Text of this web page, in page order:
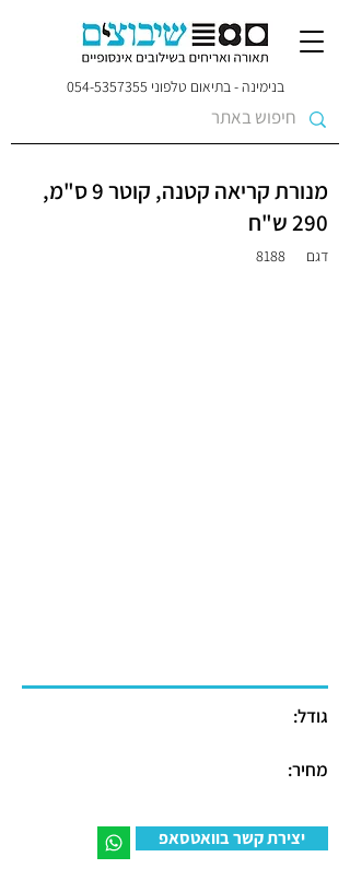
בנימינה - בתיאום טלפוני 054-5357355
מנורת קריאה קטנה, קוטר 9 ס"מ,
290 ש"ח
דגם 8188
גודל:
מחיר:
יצירת קשר בוואטסאפ